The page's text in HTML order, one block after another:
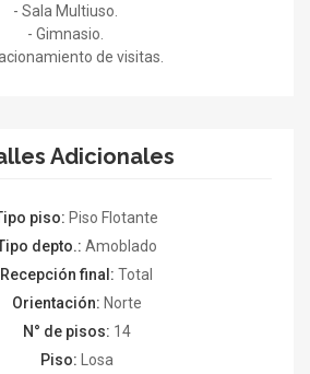
- Sala Multiuso.
- Gimnasio.
de visitas.
Adicionales
piso: Piso Flotante
depto.: Amoblado
Recepción final: Total
Orientación: Norte
N° de pisos: 14
Piso: Losa